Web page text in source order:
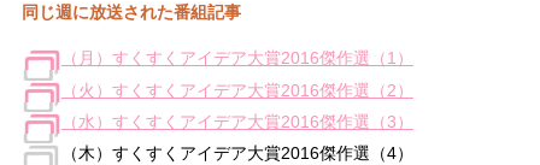
同じ週に放送された番組記事
（月）すくすくアイデア大賞2016傑作選（1）
（火）すくすくアイデア大賞2016傑作選（2）
（水）すくすくアイデア大賞2016傑作選（3）
（木）すくすくアイデア大賞2016傑作選（4）